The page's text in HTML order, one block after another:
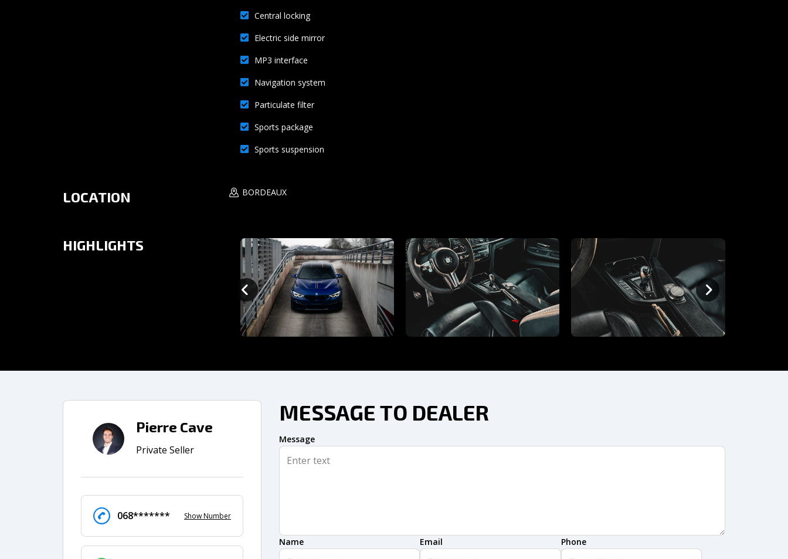
Central locking
Electric side mirror
MP3 interface
Navigation system
Particulate filter
Sports package
Sports suspension
LOCATION BORDEAUX
HIGHLIGHTS
Pierre Cave
Private Seller
068******* Show Number
MESSAGE TO DEALER
Message
Name Email Phone